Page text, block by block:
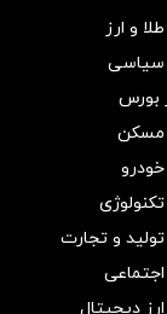
و ارز
سیاسی
بورس
مسکن
خودرو
تکنولوژی
تولید و تجارت
اجتماعی
ارز دیجیتال